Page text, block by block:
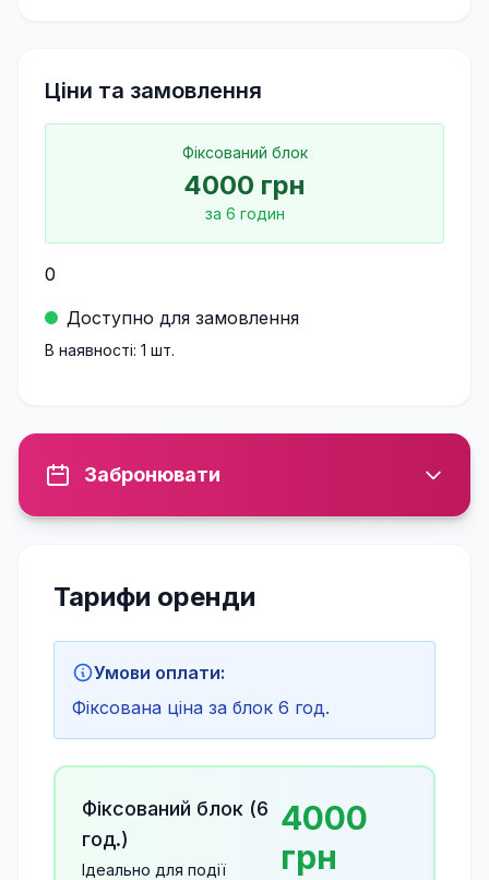
Ціни та замовлення
Фіксований блок
4000 грн
за 6 годин
0
Доступно для замовлення
В наявності: 1 шт.
Забронювати
Тарифи оренди
Умови оплати:
Фіксована ціна за блок 6 год.
Фіксований блок (6
год.)
Ідеально для події
4000
грн